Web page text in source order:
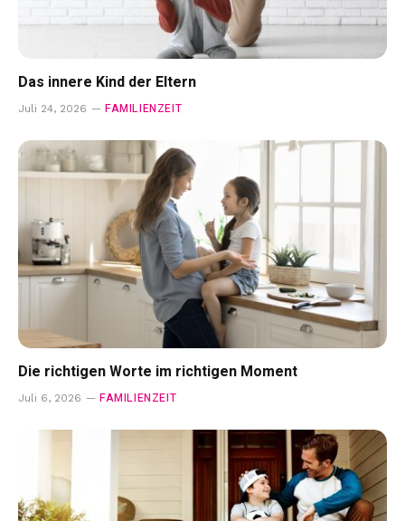
Das innere Kind der Eltern
Juli 24, 2026 FAMILIENZEIT
Die richtigen Worte im richtigen Moment
Juli 6, 2026 FAMILIENZEIT